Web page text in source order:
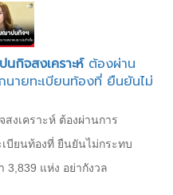
กิจสงเคราะห์ต้องผ่าน
นายทะเบียนท้องที่ ยืนยันไม่
งเคราะห์ ต้องผ่านการ
บียนท้องที่ ยืนยันไม่กระทบ
3,839 แห่ง อย่ากังวล